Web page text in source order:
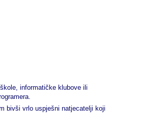
informatičke klubove ili
bivši vrlo uspješni natjecatelji koji